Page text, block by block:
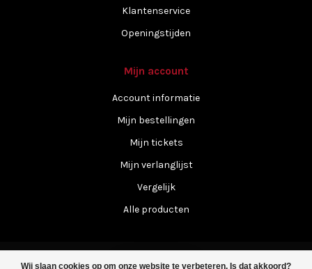
Wij slaan cookies op om onze website te verbeteren. Is dat akkoord?
Klantenservice
Openingstijden
Mijn account
Account informatie
Mijn bestellingen
Mijn tickets
Mijn verlanglijst
Vergelijk
Alle producten